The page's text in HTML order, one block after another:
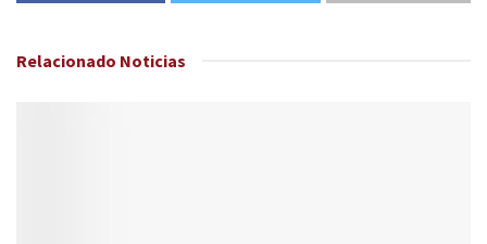
Relacionado Noticias